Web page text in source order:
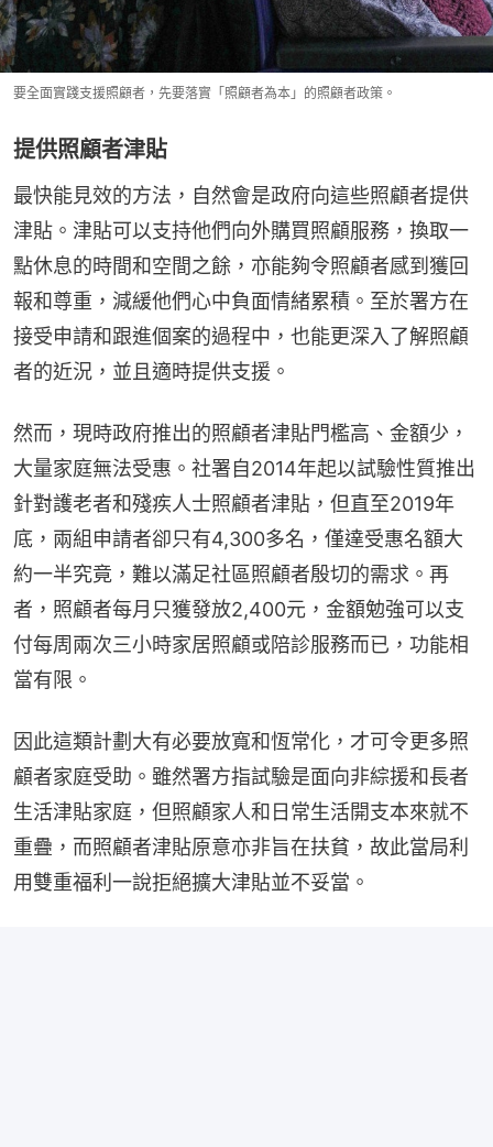
要全面實踐支援照顧者，先要落實「照顧者為本」的照顧者政策。
提供照顧者津貼
最快能見效的方法，自然會是政府向這些照顧者提供
津貼。津貼可以支持他們向外購買照顧服務，換取一
點休息的時間和空間之餘，亦能夠令照顧者感到獲回
報和尊重，減緩他們心中負面情緒累積。至於署方在
接受申請和跟進個案的過程中，也能更深入了解照顧
者的近況，並且適時提供支援。
然而，現時政府推出的照顧者津貼門檻高、金額少，
大量家庭無法受惠。社署自2014年起以試驗性質推出
針對護老者和殘疾人士照顧者津貼，但直至2019年
底，兩組申請者卻只有4,300多名，僅達受惠名額大
約一半究竟，難以滿足社區照顧者殷切的需求。再
者，照顧者每月只獲發放2,400元，金額勉強可以支
付每周兩次三小時家居照顧或陪診服務而已，功能相
當有限。
因此這類計劃大有必要放寬和恆常化，才可令更多照
顧者家庭受助。雖然署方指試驗是面向非綜援和長者
生活津貼家庭，但照顧家人和日常生活開支本來就不
重疊，而照顧者津貼原意亦非旨在扶貧，故此當局利
用雙重福利一說拒絕擴大津貼並不妥當。